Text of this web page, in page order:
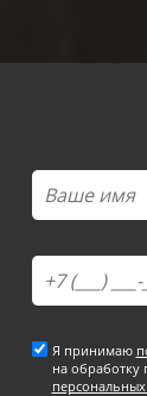
Я принимаю
на обработку